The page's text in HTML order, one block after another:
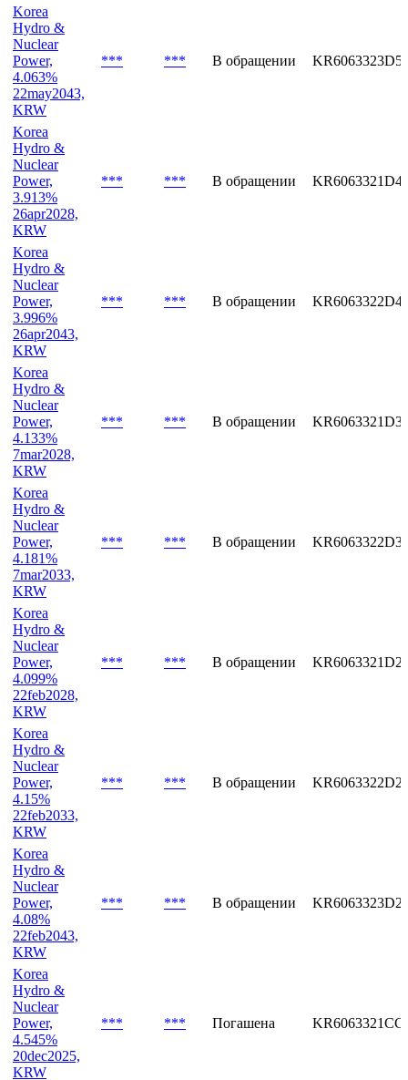
Korea
Hydro &
Nuclear
Power,
4.063%
22may2043,
KRW
*** *** В обращении
Korea
Hydro &
Nuclear
Power,
3.913%
26apr2028,
KRW
*** *** В обращении
Korea
Hydro &
Nuclear
Power,
3.996%
26apr2043,
KRW
*** *** В обращении
Korea
Hydro &
Nuclear
Power,
4.133%
7mar2028,
KRW
*** *** В обращении
Korea
Hydro &
Nuclear
Power,
4.181%
7mar2033,
KRW
*** *** В обращении
Korea
Hydro &
Nuclear
Power,
4.099%
22feb2028,
KRW
*** *** В обращении
Korea
Hydro &
Nuclear
Power,
4.15%
22feb2033,
KRW
*** *** В обращении
Korea
Hydro &
Nuclear
Power,
4.08%
22feb2043,
KRW
*** *** В обращении
Korea
Hydro &
Nuclear
Power,
4.545%
20dec2025,
KRW
*** *** Погашена